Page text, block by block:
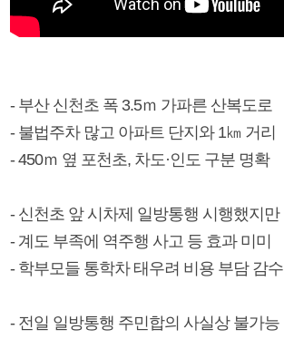
- 부산 신천초 폭 3.5ｍ 가파른 산복도로
- 불법주차 많고 아파트 단지와 1㎞ 거리
- 450ｍ 옆 포천초, 차도·인도 구분 명확
- 신천초 앞 시차제 일방통행 시행했지만
- 계도 부족에 역주행 사고 등 효과 미미
- 학부모들 통학차 태우려 비용 부담 감수
- 전일 일방통행 주민합의 사실상 불가능